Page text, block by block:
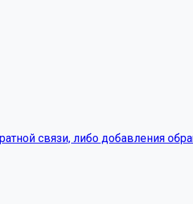
связи, либо добавления